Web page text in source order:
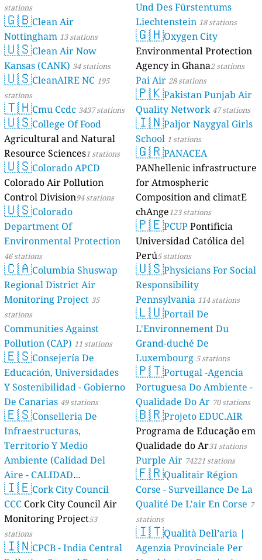
stations
🇬🇧Clean Air
Nottingham 13 stations
🇺🇸Clean Air Now
Kansas (CANK) 34 stations
🇺🇸CleanAIRE NC 195
stations
🇹🇭Cmu Ccdc 3437 stations
🇺🇸College Of Food
Agricultural and Natural
Resource Sciences1 stations
🇺🇸Colorado APCD
Colorado Air Pollution
Control Division94 stations
🇺🇸Colorado
Department Of
Environmental Protection
46 stations
🇨🇦Columbia Shuswap
Regional District Air
Monitoring Project 35
stations
Communities Against
Pollution (CAP) 11 stations
🇪🇸Consejería De
Educación, Universidades
Y Sostenibilidad - Gobierno
De Canarias 49 stations
🇪🇸Conselleria De
Infraestructuras,
Territorio Y Medio
Ambiente (Calidad Del
Aire - CALIDAD
AMBIENTAL) 23 stations
🇮🇪Cork City Council
CCC Cork City Council Air
Monitoring Project53
stations
🇮🇳CPCB - India Central
Und Des Fürstentums
Liechtenstein 18 stations
🇬🇭Oxygen City
Environmental Protection
Agency in Ghana2 stations
Pai Air 28 stations
🇵🇰Pakistan Punjab Air
Quality Network 47 stations
🇮🇳Paljor Naygyal Girls
School 1 stations
🇬🇷PANACEA
PANhellenic infrastructure
for Atmospheric
Composition and climatE
chAnge123 stations
🇵🇪PCUP Pontificia
Universidad Católica del
Perú5 stations
🇺🇸Physicians For Social
Responsibility
Pennsylvania 114 stations
🇱🇺Portail De
L'Environnement Du
Grand-duché De
Luxembourg 5 stations
🇵🇹Portugal -Agencia
Portuguesa Do Ambiente -
Qualidade Do Ar 70 stations
🇧🇷Projeto EDUC.AIR
Programa de Educação em
Qualidade do Ar31 stations
Purple Air 74221 stations
🇫🇷Qualitair Région
Corse - Surveillance De La
Qualité De L'air En Corse 7
stations
🇮🇹Qualità Dell’aria |
Agenzia Provinciale Per